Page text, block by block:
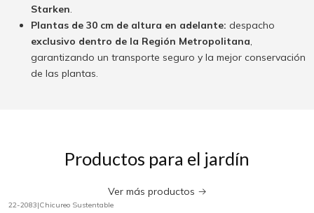
Starken.
Plantas de 30 cm de altura en adelante: despacho
exclusivo dentro de la Región Metropolitana,
garantizando un transporte seguro y la mejor conservación
de las plantas.
Productos para el jardín
Ver más productos
22-2083|Chicureo Sustentable